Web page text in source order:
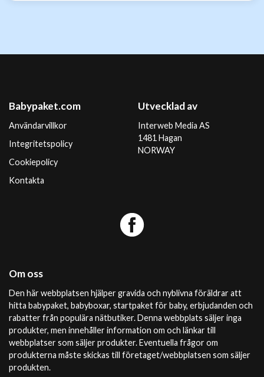
Babypaket.com
Användarvillkor
Integritetspolicy
Cookiepolicy
Kontakta
Utvecklad av
Interweb Media AS
1481 Hagan
NORWAY
Om oss
Den här webbplatsen hjälper gravida och nyblivna föräldrar att
hitta babypaket, babyboxar, startpaket för baby, erbjudanden och
rabatter från populära nätbutiker. Denna webbplats säljer inga
produkter, men innehåller information om och länkar till
webbplatser som säljer produkter. Eventuella frågor om
produkterna måste skickas till företaget/webbplatsen som säljer
produkten.